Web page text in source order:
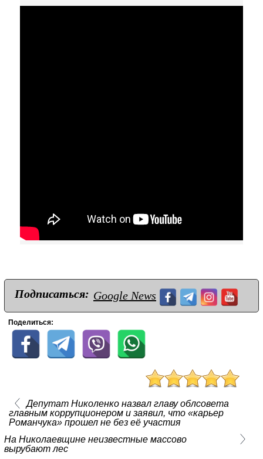
Подписаться: Google News
Поделиться:
Депутат Николенко назвал главу облсовета
главным коррупционером и заявил, что «карьер
Романчука» прошел не без её участия
На Николаевщине неизвестные массово
вырубают лес